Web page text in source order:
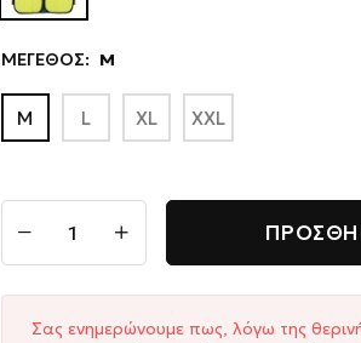
ΜΕΓΕΘΟΣ: M
M L XL XXL
Σας ενημερώνουμε πως, λόγω της